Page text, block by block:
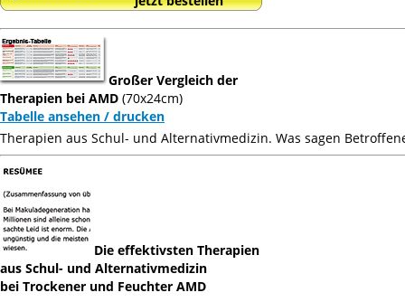
Großer Vergleich der
Therapien bei AMD (70x24cm)
Tabelle ansehen / drucken
Therapien aus Schul- und Alternativmedizin. Was sagen
Die effektivsten Therapien
aus Schul- und Alternativmedizin
bei Trockener und Feuchter AMD